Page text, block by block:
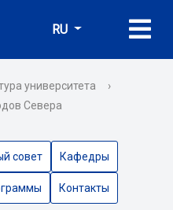
RU
университета
›
Севера
совет Кафедры
Контакты